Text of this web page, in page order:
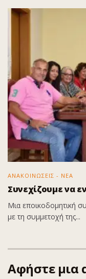
ΑΝΑΚΟΙΝΩΣΕΙΣ - ΝΕΑ
Συνεχίζουμε να
Μια εποικοδομητική
με τη συμμετοχή της...
Αφήστε μια